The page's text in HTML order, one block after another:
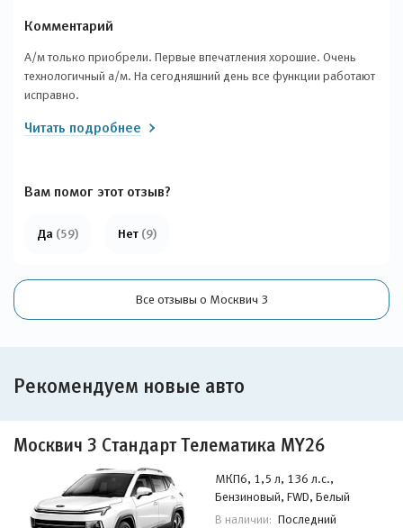
Комментарий
А/м только приобрели. Первые впечатления хорошие. Очень
технологичный а/м. На сегодняшний день все функции работают
исправно.
Читать подробнее
Вам помог этот отзыв?
Да (59) Нет (9)
Все отзывы о Москвич 3
Рекомендуем новые авто
Москвич 3 Стандарт Телематика MY26
МКП6, 1,5 л, 136 л.с.,
Бензиновый, FWD, Белый
В наличии: Последний